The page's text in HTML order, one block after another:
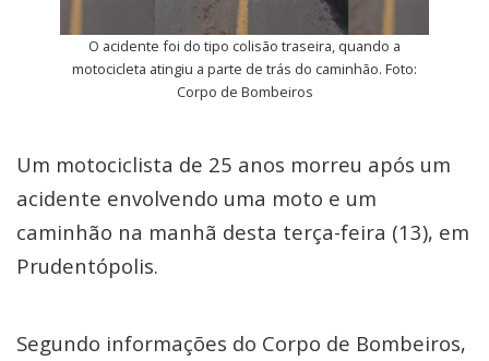
O acidente foi do tipo colisão traseira, quando a
motocicleta atingiu a parte de trás do caminhão. Foto:
Corpo de Bombeiros
Um motociclista de 25 anos morreu após um
acidente envolvendo uma moto e um
caminhão na manhã desta terça-feira (13), em
Prudentópolis.
Segundo informações do Corpo de Bombeiros,